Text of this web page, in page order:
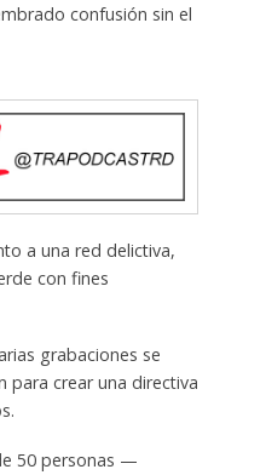
confusión sin el
a una red delictiva,
con fines
grabaciones se
para crear una directiva
50 personas —